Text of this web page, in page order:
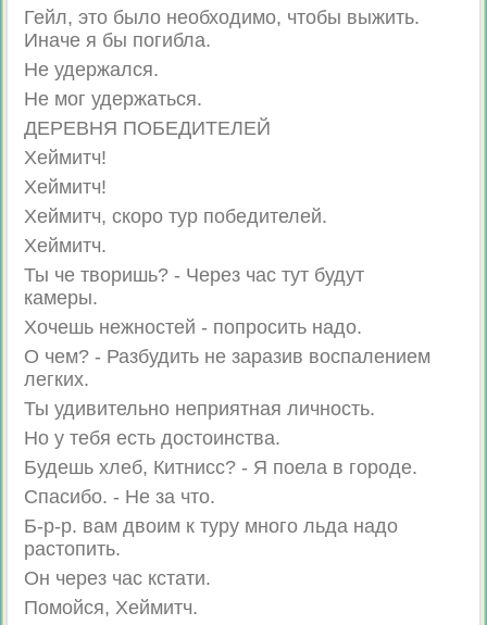
Гейл, это было необходимо, чтобы выжить.
Иначе я бы погибла.
Не удержался.
Не мог удержаться.
ДЕРЕВНЯ ПОБЕДИТЕЛЕЙ
Хеймитч!
Хеймитч!
Хеймитч, скоро тур победителей.
Хеймитч.
Ты че творишь? - Через час тут будут
камеры.
Хочешь нежностей - попросить надо.
О чем? - Разбудить не заразив воспалением
легких.
Ты удивительно неприятная личность.
Но у тебя есть достоинства.
Будешь хлеб, Китнисс? - Я поела в городе.
Спасибо. - Не за что.
Б-р-р. вам двоим к туру много льда надо
растопить.
Он через час кстати.
Помойся, Хеймитч.